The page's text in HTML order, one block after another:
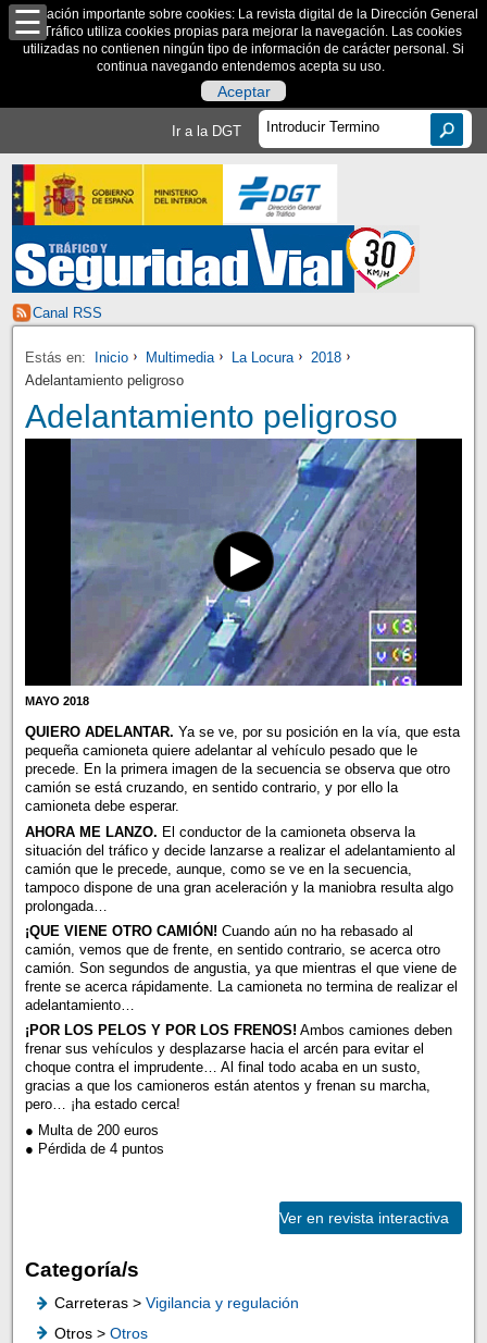
Información importante sobre cookies: La revista digital de la Dirección General
de Tráfico utiliza cookies propias para mejorar la navegación. Las cookies
utilizadas no contienen ningún tipo de información de carácter personal. Si
continua navegando entendemos acepta su uso.
Aceptar
Ir a la DGT
Canal RSS
Estás en: Inicio Multimedia La Locura
2018
Adelantamiento peligroso
Adelantamiento peligroso
MAYO 2018
QUIERO ADELANTAR. Ya se ve, por su posición en la vía, que esta
pequeña camioneta quiere adelantar al vehículo pesado que le
precede. En la primera imagen de la secuencia se observa que otro
camión se está cruzando, en sentido contrario, y por ello la
camioneta debe esperar.
AHORA ME LANZO. El conductor de la camioneta observa la
situación del tráfico y decide lanzarse a realizar el adelantamiento al
camión que le precede, aunque, como se ve en la secuencia,
tampoco dispone de una gran aceleración y la maniobra resulta algo
prolongada…
¡QUE VIENE OTRO CAMIÓN! Cuando aún no ha rebasado al
camión, vemos que de frente, en sentido contrario, se acerca otro
camión. Son segundos de angustia, ya que mientras el que viene de
frente se acerca rápidamente. La camioneta no termina de realizar el
adelantamiento…
¡POR LOS PELOS Y POR LOS FRENOS! Ambos camiones deben
frenar sus vehículos y desplazarse hacia el arcén para evitar el
choque contra el imprudente… Al final todo acaba en un susto,
gracias a que los camioneros están atentos y frenan su marcha,
pero… ¡ha estado cerca!
● Multa de 200 euros
● Pérdida de 4 puntos
Ver en revista interactiva
Categoría/s
Carreteras > Vigilancia y regulación
Otros > Otros